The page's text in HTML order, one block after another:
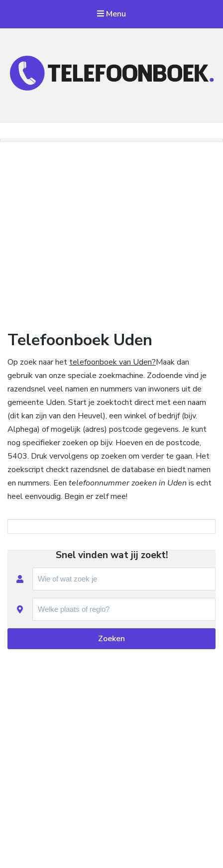
Menu
Telefoonboek Uden
Op zoek naar het telefoonboek van Uden?Maak dan
gebruik van onze speciale zoekmachine. Zodoende vind je
razendsnel veel namen en nummers van inwoners uit de
gemeente Uden. Start je zoektocht direct met een naam
(dit kan zijn van den Heuvel), een winkel of bedrijf (bijv.
Alphega) of mogelijk (adres) postcode gegevens. Je kunt
nog specifieker zoeken op bijv. Hoeven en de postcode,
5403. Druk vervolgens op zoeken om verder te gaan. Het
zoekscript checkt razendsnel de database en biedt namen
en nummers. Een telefoonnummer zoeken in Uden is echt
heel eenvoudig. Begin er zelf mee!
Snel vinden wat jij zoekt!